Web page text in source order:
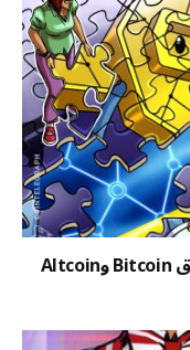
أطلق مطور الألعاب الياباني Gumi صندوق Bitcoin وAltcoin